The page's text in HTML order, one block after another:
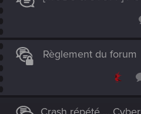
Règlement du forum